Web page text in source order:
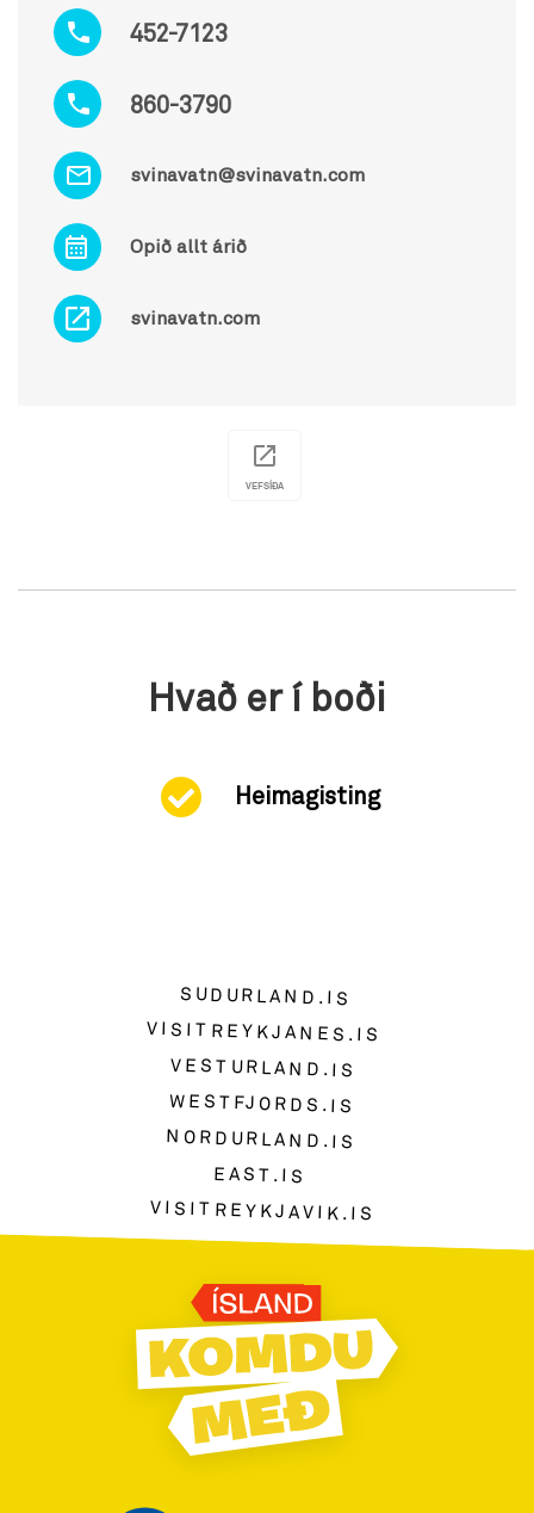
452-7123
860-3790
svinavatn@svinavatn.com
Opið allt árið
svinavatn.com
VEFSÍÐA
Hvað er í boði
Heimagisting
SUDURLAND.IS
VISITREYKJANES.IS
VESTURLAND.IS
WESTFJORDS.IS
NORDURLAND.IS
EAST.IS
VISITREYKJAVIK.IS